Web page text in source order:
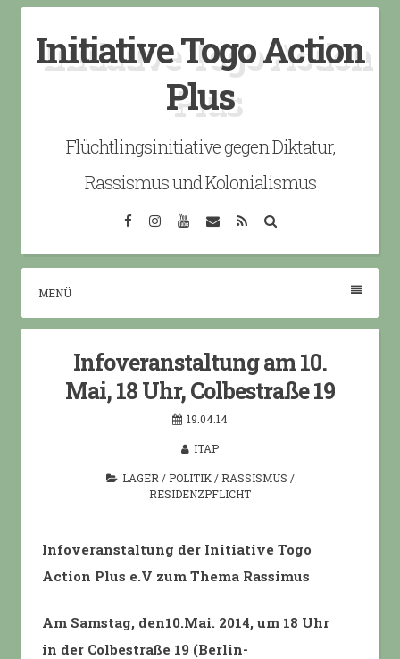
content
Initiative Togo Action
Plus
Flüchtlingsinitiative gegen Diktatur,
Rassismus und Kolonialismus
FacebookInstagramYouTube
EmailRSS
MENÜ
Infoveranstaltung am 10.
Mai, 18 Uhr, Colbestraße 19
19.04.14
ITAP
LAGER / POLITIK/ RASSISMUS /
RESIDENZPFLICHT
Infoveranstaltung der Initiative Togo
Action Plus e.V zum Thema Rassimus
Am Samstag, den10.Mai. 2014, um 18 Uhr
in der Colbestraße 19 (Berlin-